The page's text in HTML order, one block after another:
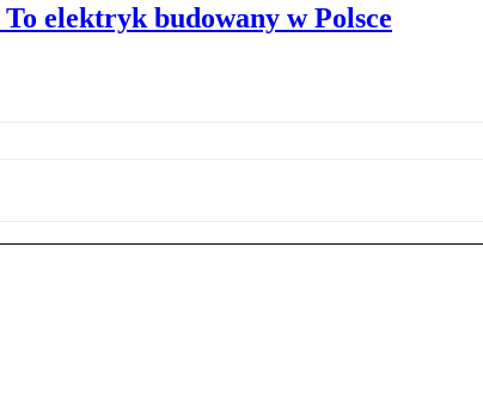
elektryk budowany w Polsce